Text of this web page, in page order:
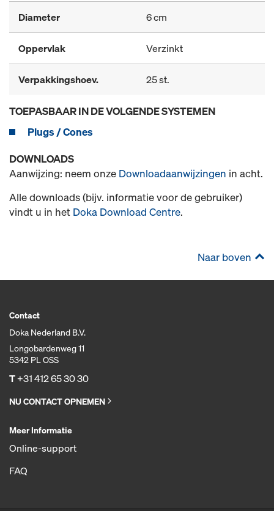
Diameter 6 cm
Oppervlak Verzinkt
Verpakkingshoev. 25 st.
TOEPASBAAR IN DE VOLGENDE SYSTEMEN
Plugs / Cones
DOWNLOADS
Aanwijzing: neem onze Downloadaanwijzingen in acht.
Alle downloads (bijv. informatie voor de gebruiker)
vindt u in het Doka Download Centre.
Naar boven
Contact
Doka Nederland B.V.
Longobardenweg 11
5342 PL OSS
T+31 412 65 30 30
NU CONTACT OPNEMEN
Meer Informatie
Online-support
FAQ